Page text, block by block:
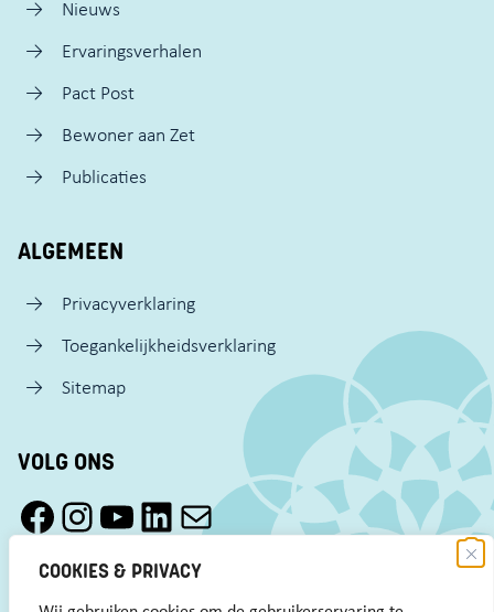
COOKIES & PRIVACY
Nieuws
Ervaringsverhalen
Pact Post
Bewoner aan Zet
Publicaties
ALGEMEEN
Privacyverklaring
Toegankelijkheidsverklaring
Sitemap
VOLG ONS
Facebook Pact Zaandam OostInstagram Pact Zaandam OostYouTube Pact Zaandam OostLinkedIn
Mail